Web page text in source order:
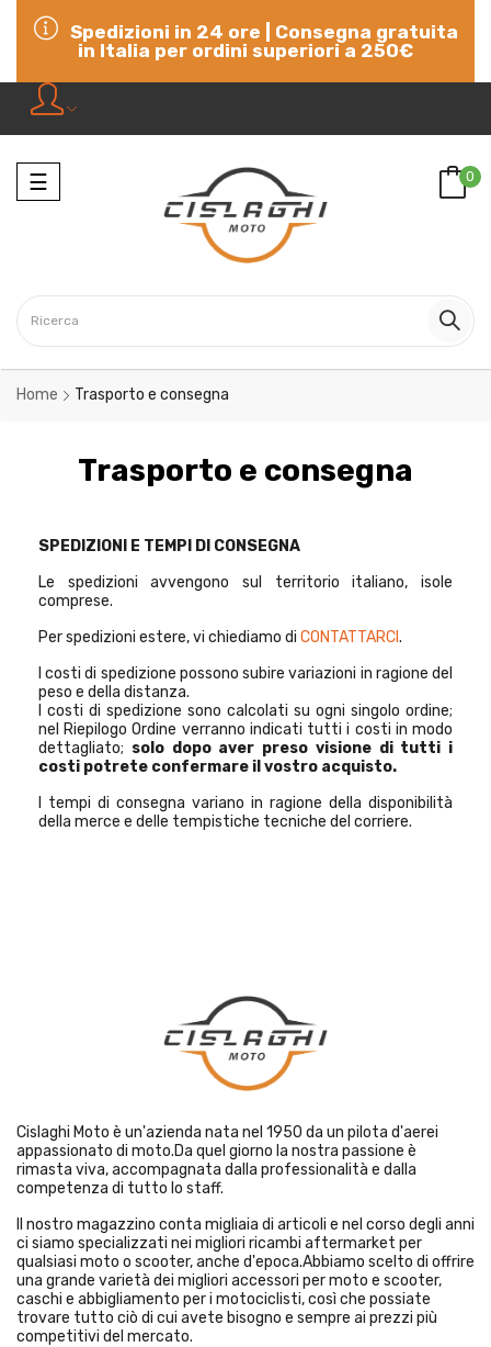
Spedizioni in 24 ore | Consegna gratuita
in Italia per ordini superiori a 250€
Navigazione
☰ 0
Home Trasporto e consegna
Trasporto e consegna
SPEDIZIONI E TEMPI DI CONSEGNA
Le spedizioni avvengono sul territorio italiano, isole
comprese.
Per spedizioni estere, vi chiediamo di CONTATTARCI.
I costi di spedizione possono subire variazioni in ragione del
peso e della distanza.
I costi di spedizione sono calcolati su ogni singolo ordine;
nel Riepilogo Ordine verranno indicati tutti i costi in modo
dettagliato; solo dopo aver preso visione di tutti i
costi potrete confermare il vostro acquisto.
I tempi di consegna variano in ragione della disponibilità
della merce e delle tempistiche tecniche del corriere.
Cislaghi Moto è un'azienda nata nel 1950 da un pilota d'aerei
appassionato di moto.Da quel giorno la nostra passione è
rimasta viva, accompagnata dalla professionalità e dalla
competenza di tutto lo staff.
Il nostro magazzino conta migliaia di articoli e nel corso degli anni
ci siamo specializzati nei migliori ricambi aftermarket per
qualsiasi moto o scooter, anche d'epoca.Abbiamo scelto di offrire
una grande varietà dei migliori accessori per moto e scooter,
caschi e abbigliamento per i motociclisti, così che possiate
trovare tutto ciò di cui avete bisogno e sempre ai prezzi più
competitivi del mercato.